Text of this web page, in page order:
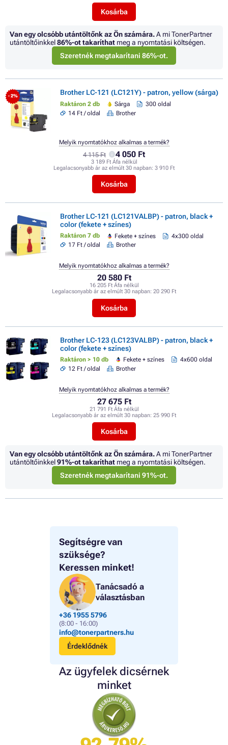
Segítségre van
szüksége?
Keressen minket!
Tanácsadó a
választásban
+36 1955 5796
(8:00 - 16:00)
info@tonerpartners.hu
Érdeklődnék
Az ügyfelek dicsérnek
minket
Kosárba
Van egy olcsóbb utántöltőnk az Ön számára.A mi TonerPartner
utántöltőinkkel86%-ot takaríthat meg a nyomtatási költségen.
Szeretnék megtakarítani 86%-ot.
- 2% Brother LC-121 (LC121Y) - patron, yellow (sárga)
Raktáron 2 db Sárga
300 oldal
14 Ft / oldal
Brother
4 115 Ft 4 050 Ft
3 189 Ft Áfa nélkül
Legalacsonyabb ár az elmúlt 30 napban: 3 910 Ft
Kosárba
Melyik nyomtatókhoz alkalmas a termék?
Brother LC-121 (LC121VALBP) - patron, black +
color (fekete + színes)
Raktáron 7 db Fekete + színes
4x300 oldal
17 Ft / oldal
Brother
20 580 Ft
16 205 Ft Áfa nélkül
Legalacsonyabb ár az elmúlt 30 napban: 20 290 Ft
Kosárba
Melyik nyomtatókhoz alkalmas a termék?
Brother LC-123 (LC123VALBP) - patron, black +
color (fekete + színes)
Raktáron > 10 db Fekete + színes
4x600 oldal
12 Ft / oldal
Brother
27 675 Ft
21 791 Ft Áfa nélkül
Legalacsonyabb ár az elmúlt 30 napban: 25 990 Ft
Kosárba
Melyik nyomtatókhoz alkalmas a termék?
Van egy olcsóbb utántöltőnk az Ön számára.A mi TonerPartner
utántöltőinkkel91%-ot takaríthat meg a nyomtatási költségen.
Szeretnék megtakarítani 91%-ot.